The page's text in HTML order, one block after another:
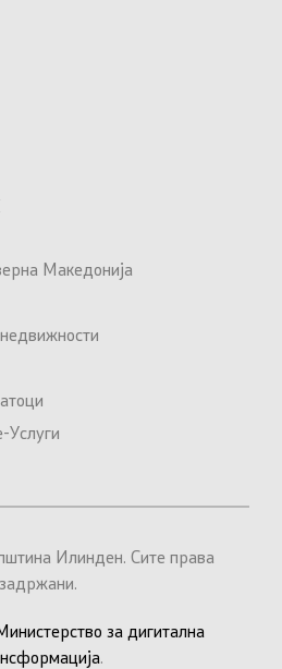
Македонија
Услуги
Илинден. Сите права
задржани.
за дигитална
.